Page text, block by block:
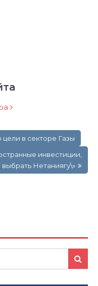
в секторе Газы
инвестиции,
Нетаниягу\»
Search